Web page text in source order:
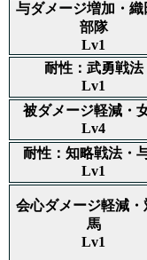
与ダメージ増加・織
部隊
Lv1
耐性：武勇戦法
Lv1
被ダメージ軽減・
Lv4
耐性：知略戦法・
Lv1
会心ダメージ軽減・
馬
Lv1